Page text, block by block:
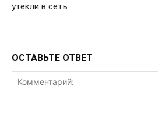
утекли в сеть
ОСТАВЬТЕ ОТВЕТ